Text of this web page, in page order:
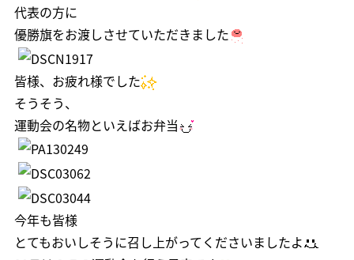
代表の方に
優勝旗をお渡しさせていただきました
皆様、お疲れ様でした
そうそう、
運動会の名物といえばお弁当
今年も皆様
とてもおいしそうに召し上がってくださいましたよ